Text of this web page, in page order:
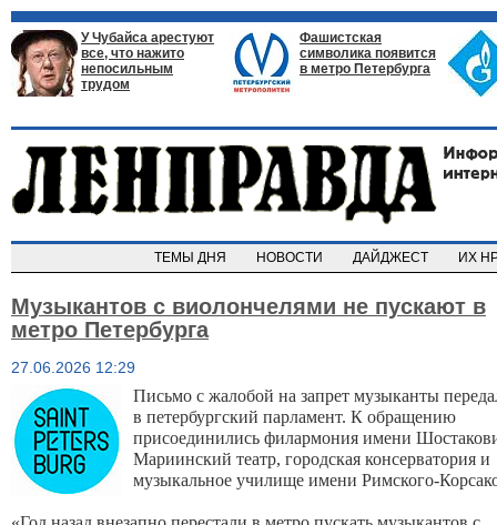
У Чубайса арестуют
все, что нажито
непосильным
трудом
Фашистская
символика появится
в метро Петербурга
ТЕМЫ ДНЯ НОВОСТИ ДАЙДЖЕСТ ИХ
Музыкантов с виолончелями не пускают в
метро Петербурга
27.06.2026 12:29
Письмо с жалобой на запрет музыканты
в петербургский парламент. К обращению
присоединились филармония имени
Мариинский театр, городская консерватория и
музыкальное училище имени Римского-